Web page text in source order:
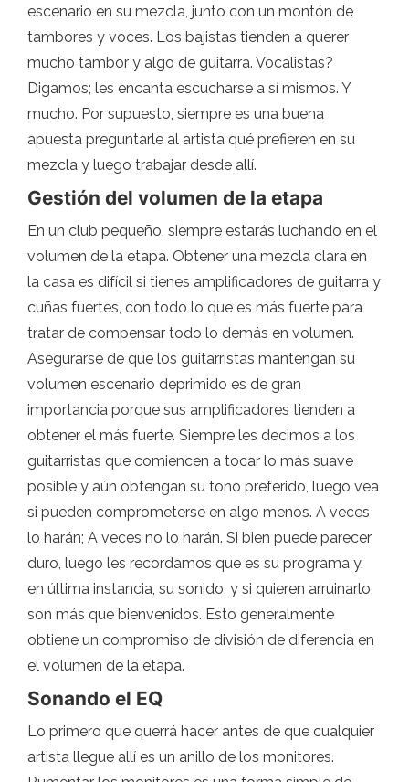
escenario en su mezcla, junto con un montón de
tambores y voces. Los bajistas tienden a querer
mucho tambor y algo de guitarra. Vocalistas?
Digamos; les encanta escucharse a sí mismos. Y
mucho. Por supuesto, siempre es una buena
apuesta preguntarle al artista qué prefieren en su
mezcla y luego trabajar desde allí.
Gestión del volumen de la etapa
En un club pequeño, siempre estarás luchando en el
volumen de la etapa. Obtener una mezcla clara en
la casa es difícil si tienes amplificadores de guitarra y
cuñas fuertes, con todo lo que es más fuerte para
tratar de compensar todo lo demás en volumen.
Asegurarse de que los guitarristas mantengan su
volumen escenario deprimido es de gran
importancia porque sus amplificadores tienden a
obtener el más fuerte. Siempre les decimos a los
guitarristas que comiencen a tocar lo más suave
posible y aún obtengan su tono preferido, luego vea
si pueden comprometerse en algo menos. A veces
lo harán; A veces no lo harán. Si bien puede parecer
duro, luego les recordamos que es su programa y,
en última instancia, su sonido, y si quieren arruinarlo,
son más que bienvenidos. Esto generalmente
obtiene un compromiso de división de diferencia en
el volumen de la etapa.
Sonando el EQ
Lo primero que querrá hacer antes de que cualquier
artista llegue allí es un anillo de los monitores.